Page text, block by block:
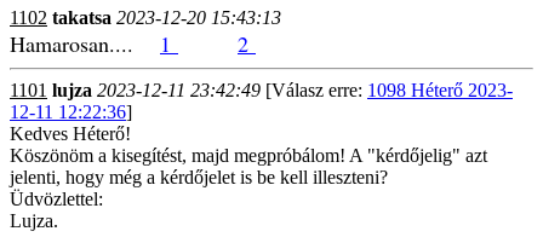
1102 takatsa 2023-12-20 15:43:13
Hamarosan.... 1 2
1101 lujza 2023-12-11 23:42:49 [Válasz erre: 1098 Héterő 2023-
12-11 12:22:36]
Kedves Héterő!
Köszönöm a kisegítést, majd megpróbálom! A "kérdőjelig" azt
jelenti, hogy még a kérdőjelet is be kell illeszteni?
Üdvözlettel:
Lujza.